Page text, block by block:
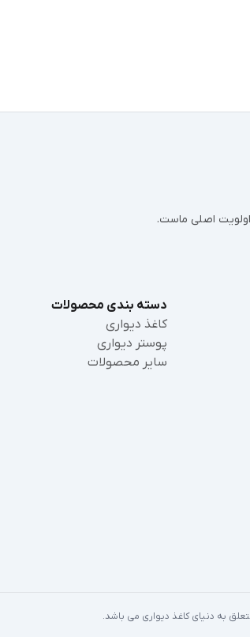
اولویت اصلی ماست.
دسته بندی محصولات
کاغذ دیواری
پوستر دیواری
سایر محصولات
به دنیای کاغذ دیواری می باشد.